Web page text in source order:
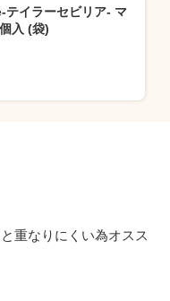
イラーセビリア- マ
入 (袋)
重なりにくい為オスス